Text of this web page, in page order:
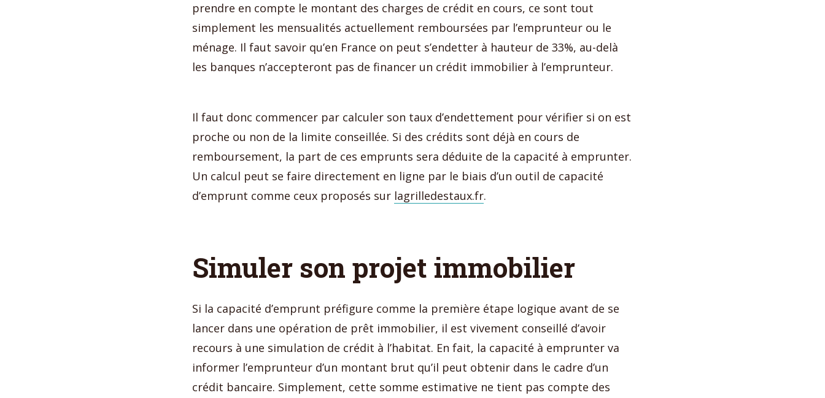
prendre en compte le montant des charges de crédit en cours, ce sont tout
simplement les mensualités actuellement remboursées par l’emprunteur ou le
ménage. Il faut savoir qu’en France on peut s’endetter à hauteur de 33%, au-delà
les banques n’accepteront pas de financer un crédit immobilier à l’emprunteur.
Il faut donc commencer par calculer son taux d’endettement pour vérifier si on est
proche ou non de la limite conseillée. Si des crédits sont déjà en cours de
remboursement, la part de ces emprunts sera déduite de la capacité à emprunter.
Un calcul peut se faire directement en ligne par le biais d’un outil de capacité
d’emprunt comme ceux proposés sur lagrilledestaux.fr.
Simuler son projet immobilier
Si la capacité d’emprunt préfigure comme la première étape logique avant de se
lancer dans une opération de prêt immobilier, il est vivement conseillé d’avoir
recours à une simulation de crédit à l’habitat. En fait, la capacité à emprunter va
informer l’emprunteur d’un montant brut qu’il peut obtenir dans le cadre d’un
crédit bancaire. Simplement, cette somme estimative ne tient pas compte des